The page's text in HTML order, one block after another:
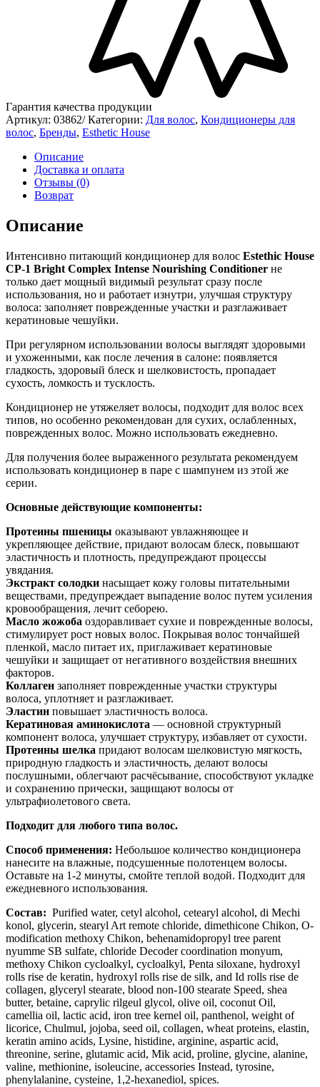
Гарантия качества продукции
Артикул: 03862/ Категории: Для волос, Кондиционеры для
волос, Бренды, Esthetic House
Описание
Доставка и оплата
Отзывы (0)
Возврат
Описание
Интенсивно питающий кондиционер для волос Estethic House
CP-1 Bright Complex Intense Nourishing Conditioner не
только дает мощный видимый результат сразу после
использования, но и работает изнутри, улучшая структуру
волоса: заполняет поврежденные участки и разглаживает
кератиновые чешуйки.
При регулярном использовании волосы выглядят здоровыми
и ухоженными, как после лечения в салоне: появляется
гладкость, здоровый блеск и шелковистость, пропадает
сухость, ломкость и тусклость.
Кондиционер не утяжеляет волосы, подходит для волос всех
типов, но особенно рекомендован для сухих, ослабленных,
поврежденных волос. Можно использовать ежедневно.
Для получения более выраженного результата рекомендуем
использовать кондиционер в паре с шампунем из этой же
серии.
Основные действующие компоненты:
Протеины пшеницы оказывают увлажняющее и
укрепляющее действие, придают волосам блеск, повышают
эластичность и плотность, предупреждают процессы
увядания.
Экстракт солодки насыщает кожу головы питательными
веществами, предупреждает выпадение волос путем усиления
кровообращения, лечит себорею.
Масло жожоба оздоравливает сухие и поврежденные волосы,
стимулирует рост новых волос. Покрывая волос тончайшей
пленкой, масло питает их, приглаживает кератиновые
чешуйки и защищает от негативного воздействия внешних
факторов.
Коллаген заполняет поврежденные участки структуры
волоса, уплотняет и разглаживает.
Эластин повышает эластичность волоса.
Кератиновая аминокислота — основной структурный
компонент волоса, улучшает структуру, избавляет от сухости.
Протеины шелка придают волосам шелковистую мягкость,
природную гладкость и эластичность, делают волосы
послушными, облегчают расчёсывание, способствуют укладке
и сохранению прически, защищают волосы от
ультрафиолетового света.
Подходит для любого типа волос.
Способ применения: Небольшое количество кондиционера
нанесите на влажные, подсушенные полотенцем волосы.
Оставьте на 1-2 минуты, смойте теплой водой. Подходит для
ежедневного использования.
Состав: Purified water, cetyl alcohol, cetearyl alcohol, di Mechi
konol, glycerin, stearyl Art remote chloride, dimethicone Chikon, O-
modification methoxy Chikon, behenamidopropyl tree parent
nyumme SB sulfate, chloride Decoder coordination monyum,
methoxy Chikon cycloalkyl, cycloalkyl, Penta siloxane, hydroxyl
rolls rise de keratin, hydroxyl rolls rise de silk, and Id rolls rise de
collagen, glyceryl stearate, blood non-100 stearate Speed, shea
butter, betaine, caprylic rilgeul glycol, olive oil, coconut Oil,
camellia oil, lactic acid, iron tree kernel oil, panthenol, weight of
licorice, Chulmul, jojoba, seed oil, collagen, wheat proteins, elastin,
keratin amino acids, Lysine, histidine, arginine, aspartic acid,
threonine, serine, glutamic acid, Mik acid, proline, glycine, alanine,
valine, methionine, isoleucine, accessories Instead, tyrosine,
phenylalanine, cysteine, 1,2-hexanediol, spices.